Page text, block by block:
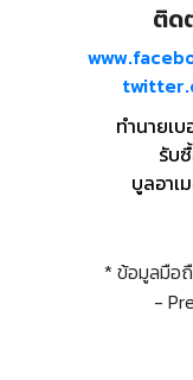
ติด
ทำนายเ
รับ
บูลอาเ
* ข้อมูลมือ
-